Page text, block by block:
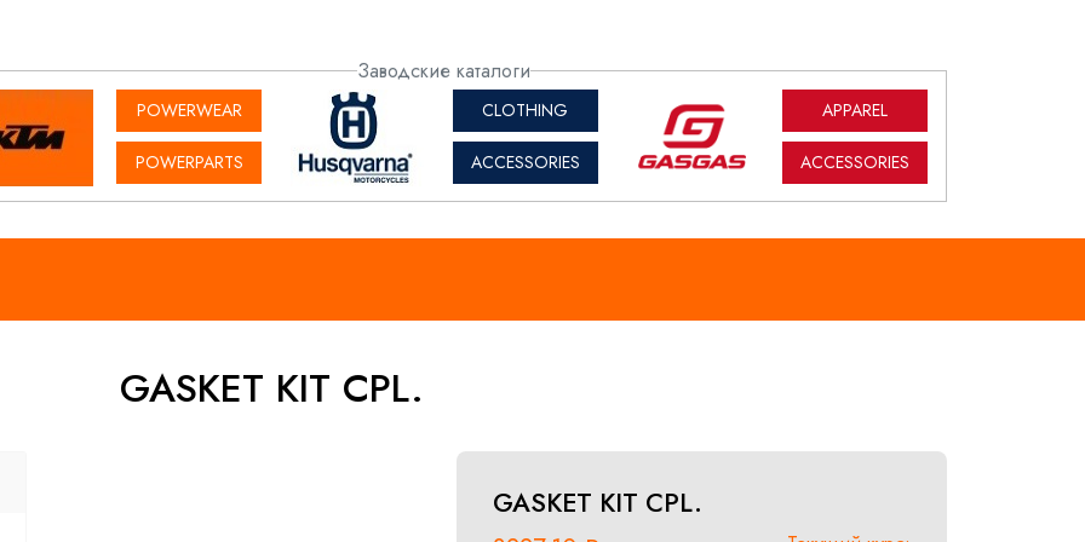
Заводские каталоги
POWERWEAR
POWERPARTS
CLOTHING
ACCESSORIES
APPAREL
ACCESSORIES
GASKET KIT CPL.
GASKET KIT CPL.